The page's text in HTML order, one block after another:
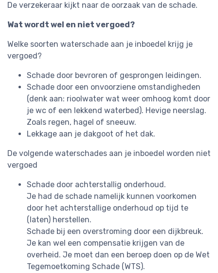
De verzekeraar kijkt naar de oorzaak van de schade.
Wat wordt wel en niet vergoed?
Welke soorten waterschade aan je inboedel krijg je
vergoed?
Schade door bevroren of gesprongen leidingen.
Schade door een onvoorziene omstandigheden
(denk aan: rioolwater wat weer omhoog komt door
je wc of een lekkend waterbed). Hevige neerslag.
Zoals regen, hagel of sneeuw.
Lekkage aan je dakgoot of het dak.
De volgende waterschades aan je inboedel worden niet
vergoed
Schade door achterstallig onderhoud.
Je had de schade namelijk kunnen voorkomen
door het achterstallige onderhoud op tijd te
(laten) herstellen.
Schade bij een overstroming door een dijkbreuk.
Je kan wel een compensatie krijgen van de
overheid. Je moet dan een beroep doen op de Wet
Tegemoetkoming Schade (WTS).